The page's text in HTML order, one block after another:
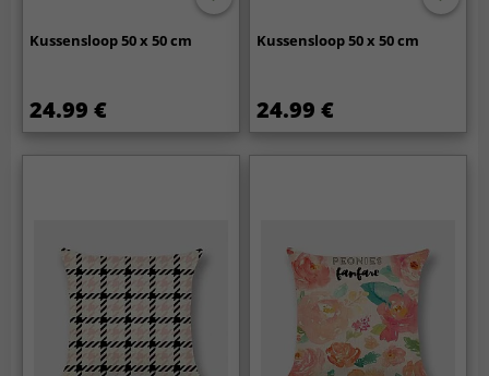
Kussensloop 50 x 50 cm
24.99 €
Kussensloop 50 x 50 cm
24.99 €